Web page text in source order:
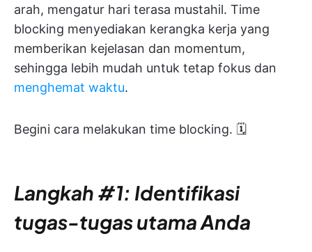
arah, mengatur hari terasa mustahil. Time
blocking menyediakan kerangka kerja yang
memberikan kejelasan dan momentum,
sehingga lebih mudah untuk tetap fokus dan
menghemat waktu.
Begini cara melakukan time blocking. 🗓️
Langkah #1: Identifikasi
tugas-tugas utama Anda